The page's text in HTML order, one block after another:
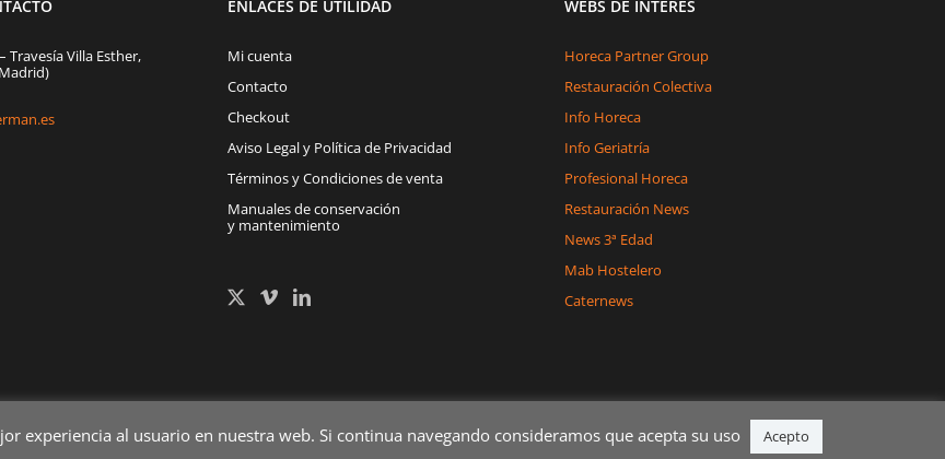
Travesía Villa Esther,
ENLACES DE UTILIDAD
Mi cuenta
Contacto
Checkout
Aviso Legal y Política de Privacidad
Términos y Condiciones de venta
Manuales de conservación
y mantenimiento
WEBS DE INTERÉS
Horeca Partner Group
Restauración Colectiva
Info Horeca
Info Geriatría
Profesional Horeca
Restauración News
News 3ª Edad
Mab Hostelero
Caternews
experiencia al usuario en nuestra web. Si continua navegando consideramos que acepta su uso Acepto